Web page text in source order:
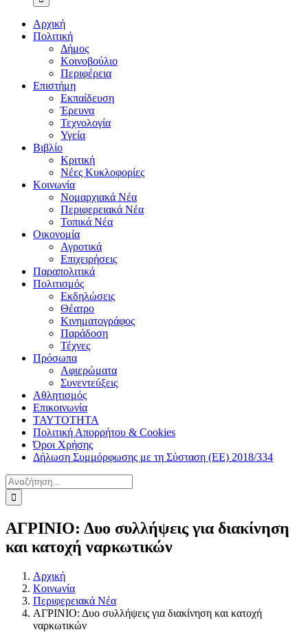
Αρχική
Πολιτική
Δήμος
Κοινοβούλιο
Περιφέρεια
Επιστήμη
Εκπαίδευση
Έρευνα
Τεχνολογία
Υγεία
Βιβλίο
Κριτική
Νέες Κυκλοφορίες
Κοινωνία
Νομαρχιακά Νέα
Περιφερειακά Νέα
Τοπικά Νέα
Οικονομία
Αγροτικά
Επιχειρήσεις
Παραπολιτικά
Πολιτισμός
Εκδηλώσεις
Θέατρο
Κινηματογράφος
Παράδοση
Τέχνες
Πρόσωπα
Αφιερώματα
Συνεντεύξεις
Αθλητισμός
Επικοινωνία
ΤΑΥΤΟΤΗΤΑ
Πολιτική Απορρήτου & Cookies
Όροι Χρήσης
Δήλωση Συμμόρφωσης με τη Σύσταση (ΕΕ) 2018/334
Αναζήτηση
για:
ΑΓΡΙΝΙΟ: Δυο συλλήψεις για διακίνηση
και κατοχή ναρκωτικών
Αρχική
Κοινωνία
Περιφερειακά Νέα
ΑΓΡΙΝΙΟ: Δυο συλλήψεις για διακίνηση και κατοχή
ναρκωτικών